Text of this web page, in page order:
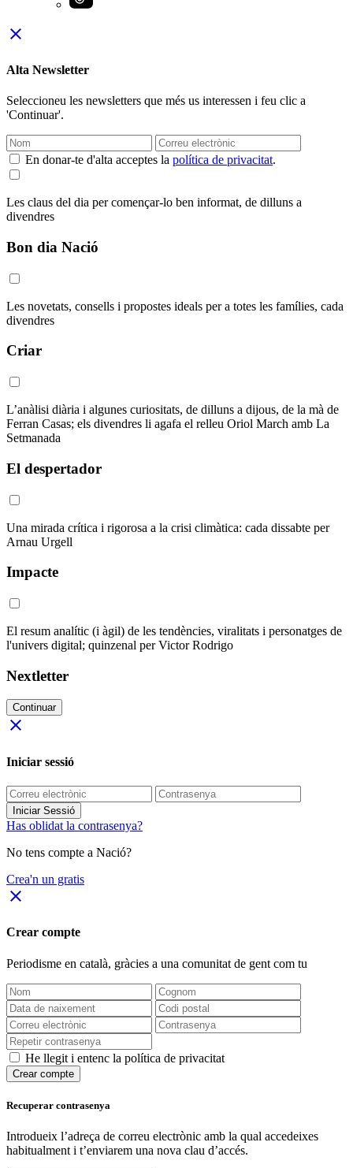
close
Alta Newsletter
Seleccioneu les newsletters que més us interessen i feu clic a
'Continuar'.
En donar-te d'alta acceptes la política de privacitat.
Les claus del dia per començar-lo ben informat, de dilluns a
divendres
Bon dia Nació
Les novetats, consells i propostes ideals per a totes les famílies, cada
divendres
Criar
L’anàlisi diària i algunes curiositats, de dilluns a dijous, de la mà de
Ferran Casas; els divendres li agafa el relleu Oriol March amb La
Setmanada
El despertador
Una mirada crítica i rigorosa a la crisi climàtica: cada dissabte per
Arnau Urgell
Impacte
El resum analític (i àgil) de les tendències, viralitats i personatges de
l'univers digital; quinzenal per Victor Rodrigo
Nextletter
Continuar
close
Iniciar sessió
Iniciar Sessió
Has oblidat la contrasenya?
No tens compte a Nació?
Crea'n un gratis
close
Crear compte
Periodisme en català, gràcies a una comunitat de gent com tu
He llegit i entenc la política de privacitat
Crear compte
Recuperar contrasenya
Introdueix l’adreça de correu electrònic amb la qual accedeixes
habitualment i t’enviarem una nova clau d’accés.